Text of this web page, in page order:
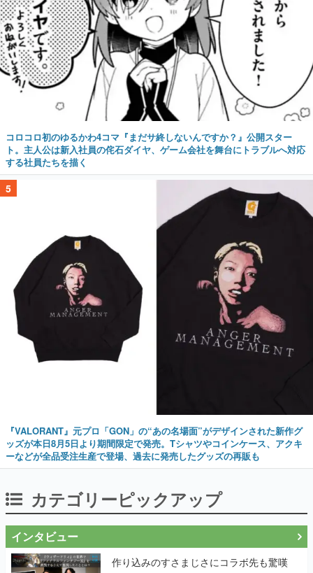
コロコロ初のゆるかわ4コマ『まだサ終しないんですか？』公開スター
ト。主人公は新入社員の侘石ダイヤ、ゲーム会社を舞台にトラブルへ対応
する社員たちを描く
5
『VALORANT』元プロ「GON」の“あの名場面”がデザインされた新作グ
ッズが本日8月5日より期間限定で発売。Tシャツやコインケース、アクキ
ーなどが全品受注生産で登場、過去に発売したグッズの再販も
カテゴリーピックアップ
インタビュー
作り込みのすさまじさにコラボ先も驚嘆